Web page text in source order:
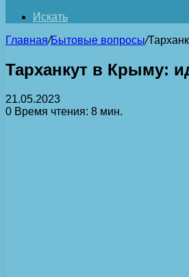
Искать
Главная/Бытовые вопросы/
Тарханкут в Крыму:
21.05.2023
0 Время чтения: 8 мин.